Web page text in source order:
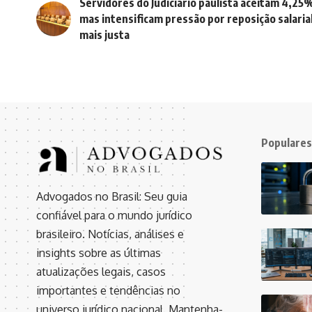
mas intensificam pressão por reposição
mais justa
Advogados no Brasil: Seu guia
confiável para o mundo jurídico
brasileiro. Notícias, análises e
insights sobre as últimas
atualizações legais, casos
importantes e tendências no
Populares